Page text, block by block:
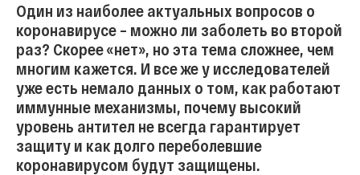
Один из наиболее актуальных вопросов о
коронавирусе – можно ли заболеть во второй
раз? Скорее «нет», но эта тема сложнее, чем
многим кажется. И все же у исследователей
уже есть немало данных о том, как работают
иммунные механизмы, почему высокий
уровень антител не всегда гарантирует
защиту и как долго переболевшие
коронавирусом будут защищены.